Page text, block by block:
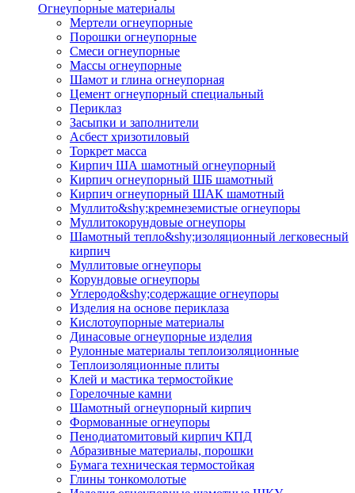
Огнеупорные материалы
Мертели огнеупорные
Порошки огнеупорные
Смеси огнеупорные
Массы огнеупорные
Шамот и глина огнеупорная
Цемент огнеупорный специальный
Периклаз
Засыпки и заполнители
Асбест хризотиловый
Торкрет масса
Кирпич ША шамотный огнеупорный
Кирпич огнеупорный ШБ шамотный
Кирпич огнеупорный ШАК шамотный
Муллито&shy;­кремнеземистые огнеупоры
Муллито­корундовые огнеупоры
Шамотный тепло&shy;изоляционный легковесный
кирпич
Муллитовые огнеупоры
Корундовые огнеупоры
Углеродо&shy;содержащие огнеупоры
Изделия на основе периклаза
Кислотоупорные материалы
Динасовые огнеупорные изделия
Рулонные материалы теплоизоляционные
Тепло­изоляционные плиты
Клей и мастика термостойкие
Горелочные камни
Шамотный огнеупорный кирпич
Формованные огнеупоры
Пенодиатомитовый кирпич КПД
Абразивные материалы, порошки
Бумага техническая термостойкая
Глины тонкомолотые